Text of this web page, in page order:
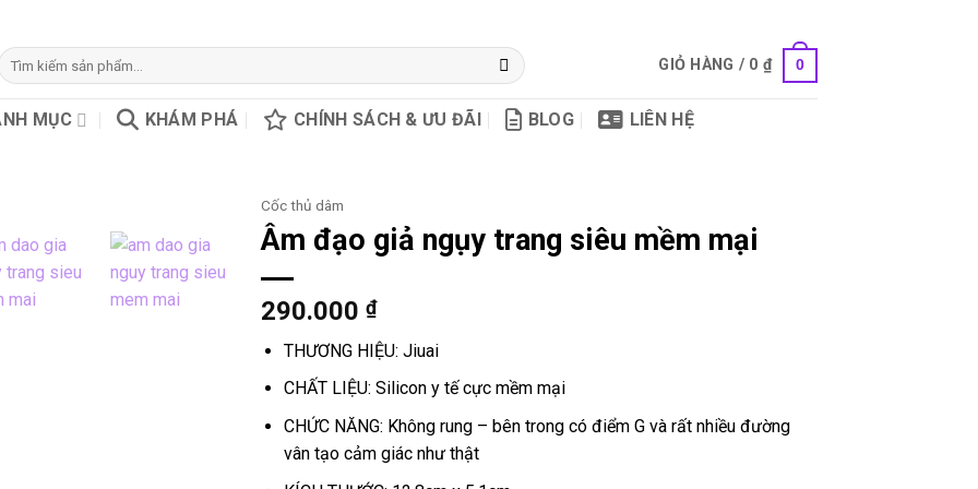
Tìm
kiếm:
GIỎ HÀNG / 0₫ 0
MỤC KHÁM PHÁ CHÍNH SÁCH & ƯU ĐÃI BLOG LIÊN HỆ
Cốc thủ dâm
Âm đạo giả ngụy trang siêu mềm mại
290.000 ₫
THƯƠNG HIỆU: Jiuai
CHẤT LIỆU: Silicon y tế cực mềm mại
CHỨC NĂNG: Không rung – bên trong có điểm G và rất nhiều đường
vân tạo cảm giác như thật